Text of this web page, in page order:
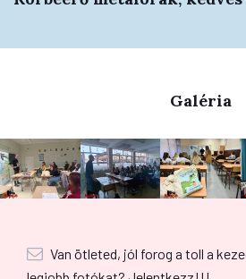
Galéria
Van ötleted, jól forog a toll a